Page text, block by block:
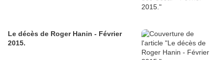
Le décès de Roger Hanin - Février
2015.